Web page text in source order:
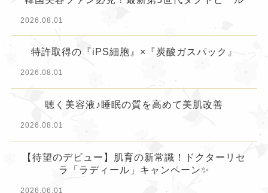
2026.08.01
特許取得の『iPS細胞』×『炭酸ガスパック』
2026.08.01
聴く美容液♪睡眠の質を高めて美肌改善
2026.08.01
【待望のデビュー】肌育の新常識！ドクターリセ
ラ「ラディール」キャンペーン✨
2026.06.01